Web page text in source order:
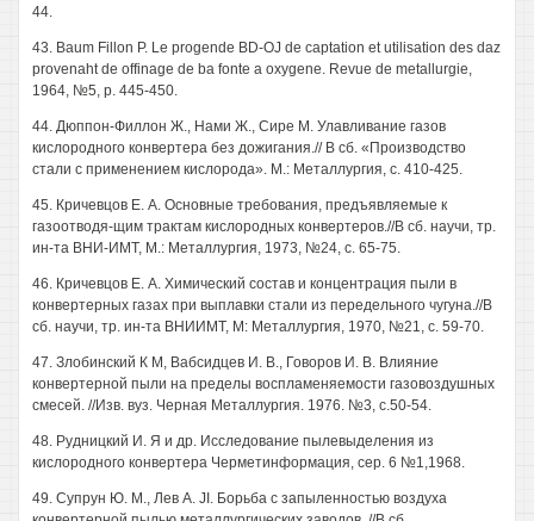
44.
43. Baum Fillon P. Le progende BD-OJ de captation et utilisation des daz
provenaht de offinage de ba fonte a oxygene. Revue de metallurgie,
1964, №5, p. 445-450.
44. Дюппон-Филлон Ж., Нами Ж., Сире М. Улавливание газов
кислородного конвертера без дожигания.// В сб. «Производство
стали с применением кислорода». М.: Металлургия, с. 410-425.
45. Кричевцов Е. А. Основные требования, предъявляемые к
газоотводя-щим трактам кислородных конвертеров.//В сб. научи, тр.
ин-та ВНИ-ИМТ, М.: Металлургия, 1973, №24, с. 65-75.
46. Кричевцов Е. А. Химический состав и концентрация пыли в
конвертерных газах при выплавки стали из передельного чугуна.//В
сб. научи, тр. ин-та ВНИИМТ, М: Металлургия, 1970, №21, с. 59-70.
47. Злобинский К М, Вабсидцев И. В., Говоров И. В. Влияние
конвертерной пыли на пределы воспламеняемости газовоздушных
смесей. //Изв. вуз. Черная Металлургия. 1976. №3, с.50-54.
48. Рудницкий И. Я и др. Исследование пылевыделения из
кислородного конвертера Черметинформация, сер. 6 №1,1968.
49. Супрун Ю. М., Лев A. JI. Борьба с запыленностью воздуха